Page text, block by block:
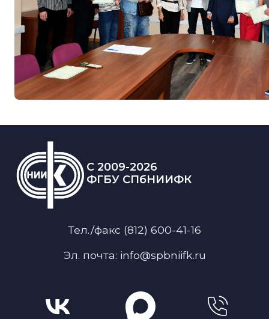
C 2009-2026
ФГБУ СПбНИИФК
Тел./факс (812) 600-41-16
Эл. почта: info@spbniifk.ru